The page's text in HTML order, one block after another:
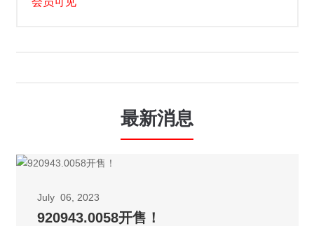
最新消息
July 06, 2023
920943.0058开售！